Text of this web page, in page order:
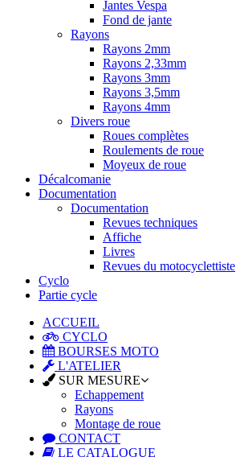
Jantes Vespa
Fond de jante
Rayons
Rayons 2mm
Rayons 2,33mm
Rayons 3mm
Rayons 3,5mm
Rayons 4mm
Divers roue
Roues complètes
Roulements de roue
Moyeux de roue
Décalcomanie
Documentation
Documentation
Revues techniques
Affiche
Livres
Revues du motocyclettiste
Cyclo
Partie cycle
ACCUEIL
CYCLO
BOURSES MOTO
L'ATELIER
SUR MESURE
Echappement
Rayons
Montage de roue
CONTACT
LE CATALOGUE